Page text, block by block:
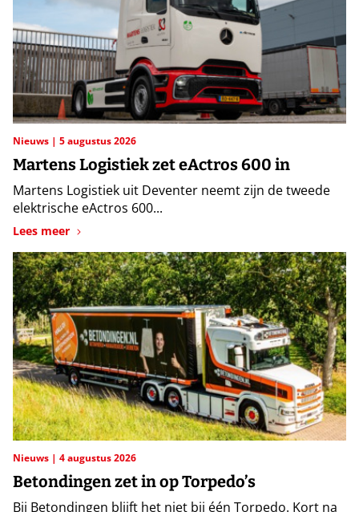
Nieuws 5 augustus 2026
Martens Logistiek zet eActros 600 in
Martens Logistiek uit Deventer neemt zijn de tweede
elektrische eActros 600...
Lees meer
Nieuws 4 augustus 2026
Betondingen zet in op Torpedo’s
Bij Betondingen blijft het niet bij één Torpedo. Kort na